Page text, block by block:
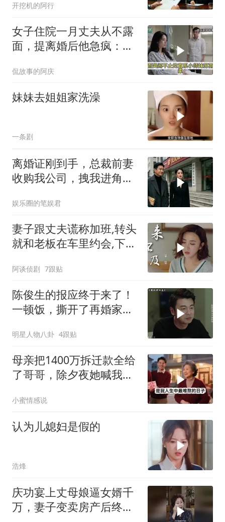
崩溃
开挖机的阿行
女子住院一月丈夫从不露
面，提离婚后他急疯：想
侃故事的阿庆
妹妹去姐姐家洗澡
一条剧
离婚证刚到手，总裁前妻
收购我公司，拽我进角
娱乐圈的笔娱君
妻子跟丈夫谎称加班,转头
就和老板在车里约会,下秒
阿谈侦剧 7跟贴
陈俊生的报应终于来了！
一顿饭，撕开了再婚家庭
明星人物八卦 4跟贴
母亲把1400万拆迁款全给
了哥哥，除夕夜她喊我回
了，刚花900万给婆婆换
了套别墅
小蜜情感说
认为儿媳妇是假的
浩烽
庆功宴上丈母娘逼女婿千
万，妻子变卖房产后终看